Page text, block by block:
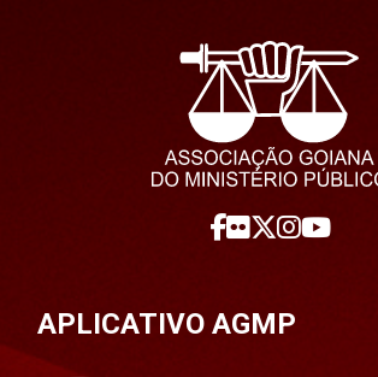
APLICATIVO AGMP